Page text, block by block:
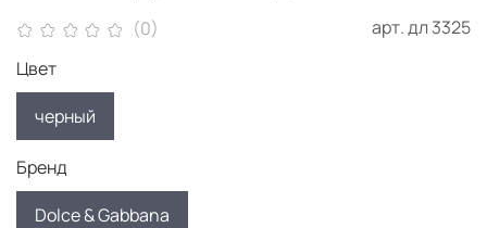
(0) арт.дл 3325
Цвет
черный
Бренд
Dolce & Gabbana